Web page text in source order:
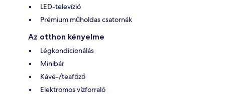
LED-televízió
Prémium műholdas csatornák
Az otthon kényelme
Légkondicionálás
Minibár
Kávé-/teafőző
Elektromos vízforraló